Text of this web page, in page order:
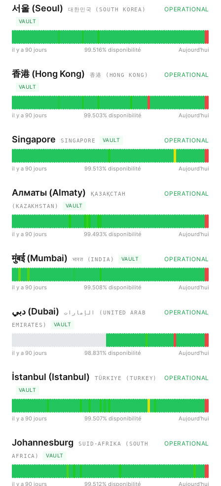
서울 (Seoul)
대한민국 (SOUTH KOREA)
VAULT
OPERATIONAL
il y a 90 jours 99.516% disponibilité Aujourd'hui
香港 (Hong Kong)
香港 (HONG KONG)
VAULT
OPERATIONAL
il y a 90 jours 99.503% disponibilité Aujourd'hui
Singapore SINGAPORE VAULT OPERATIONAL
il y a 90 jours 99.513% disponibilité Aujourd'hui
Алматы (Almaty)
ҚАЗАҚСТАН
(KAZAKHSTAN)
VAULT
OPERATIONAL
il y a 90 jours 99.493% disponibilité Aujourd'hui
मुंबई (Mumbai) भारत (INDIA) VAULT OPERATIONAL
il y a 90 jours 99.508% disponibilité Aujourd'hui
دبي (Dubai)
الإمارات (UNITED ARAB
EMIRATES)
VAULT
OPERATIONAL
il y a 90 jours 98.831% disponibilité Aujourd'hui
İstanbul (Istanbul)
TÜRKIYE (TURKEY)
VAULT
OPERATIONAL
il y a 90 jours 99.507% disponibilité Aujourd'hui
Johannesburg
SUID-AFRIKA (SOUTH
AFRICA)
VAULT
OPERATIONAL
il y a 90 jours 99.512% disponibilité Aujourd'hui